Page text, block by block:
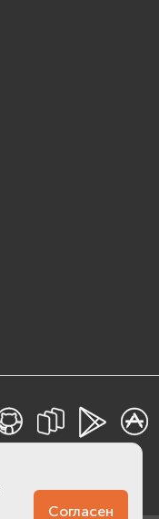
Согласен